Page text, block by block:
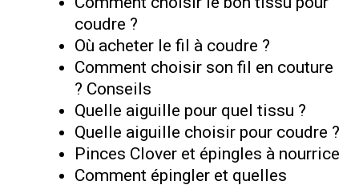
coudre ?
Où acheter le fil à coudre ?
Comment choisir son fil en couture
? Conseils
Quelle aiguille pour quel tissu ?
Quelle aiguille choisir pour coudre ?
Pinces Clover et épingles à nourrice
Comment épingler et quelles